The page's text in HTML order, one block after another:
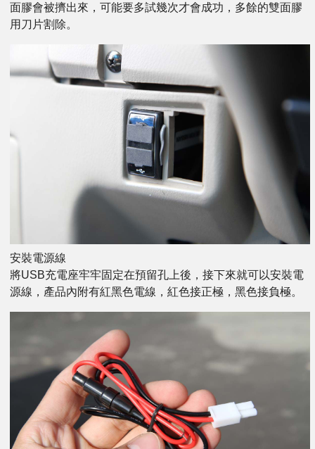
面膠會被擠出來，可能要多試幾次才會成功，多餘的雙面膠
用刀片割除。
安裝電源線
將USB充電座牢牢固定在預留孔上後，接下來就可以安裝電
源線，產品內附有紅黑色電線，紅色接正極，黑色接負極。